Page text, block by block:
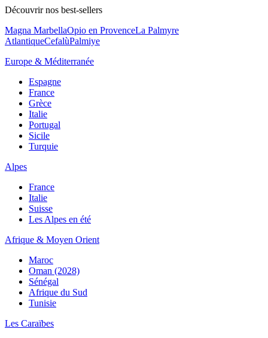
Découvrir nos best-sellers
Magna MarbellaOpio en ProvenceLa Palmyre
AtlantiqueCefalùPalmiye
Europe & Méditerranée
Espagne
France
Grèce
Italie
Portugal
Sicile
Turquie
Alpes
France
Italie
Suisse
Les Alpes en été
Afrique & Moyen Orient
Maroc
Oman (2028)
Sénégal
Afrique du Sud
Tunisie
Les Caraïbes